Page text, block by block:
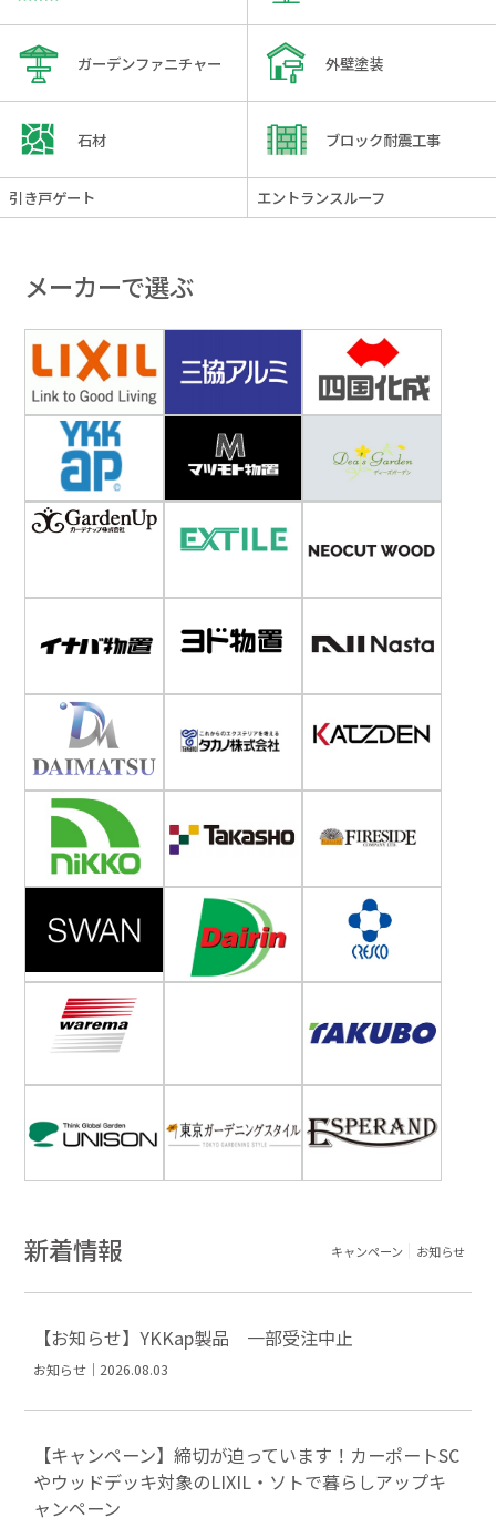
ガーデンファニチャー 外壁塗装
石材 ブロック耐震工事
引き戸ゲート エントランスルーフ
メーカーで選ぶ
新着情報 キャンペーン お知らせ
【お知らせ】YKKap製品 一部受注中止
お知らせ｜2026.08.03
【キャンペーン】締切が迫っています！カーポートSC
やウッドデッキ対象のLIXIL・ソトで暮らしアップキ
ャンペーン